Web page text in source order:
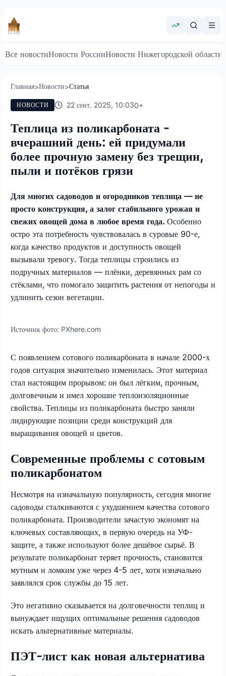
Все новостиНовости РоссииНовости Нижегородской области
Главная>Новости>Статья
НОВОСТИ 22 сент. 2025, 10:030+
Теплица из поликарбоната -
вчерашний день: ей придумали
более прочную замену без трещин,
пыли и потёков грязи
Для многих садоводов и огородников теплица — не
просто конструкция, а залог стабильного урожая и
свежих овощей дома в любое время года. Особенно
остро эта потребность чувствовалась в суровые 90-е,
когда качество продуктов и доступность овощей
вызывали тревогу. Тогда теплицы строились из
подручных материалов — плёнки, деревянных рам со
стёклами, что помогало защитить растения от непогоды и
удлинить сезон вегетации.
Источник фото: PXhere.com
С появлением сотового поликарбоната в начале 2000-х
годов ситуация значительно изменилась. Этот материал
стал настоящим прорывом: он был лёгким, прочным,
долговечным и имел хорошие теплоизоляционные
свойства. Теплицы из поликарбоната быстро заняли
лидирующие позиции среди конструкций для
выращивания овощей и цветов.
Современные проблемы с сотовым
поликарбонатом
Несмотря на изначальную популярность, сегодня многие
садоводы сталкиваются с ухудшением качества сотового
поликарбоната. Производители зачастую экономят на
ключевых составляющих, в первую очередь на УФ-
защите, а также используют более дешёвое сырьё. В
результате поликарбонат теряет прочность, становится
мутным и ломким уже через 4-5 лет, хотя изначально
заявлялся срок службы до 15 лет.
Это негативно сказывается на долговечности теплиц и
вынуждает ищущих оптимальные решения садоводов
искать альтернативные материалы.
ПЭТ-лист как новая альтернатива